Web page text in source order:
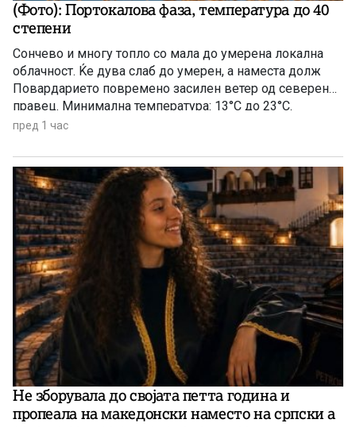
(Фото): Портокалова фаза, температура до 40
степени
Сончево и многу топло со мала до умерена локална
облачност. Ќе дува слаб до умерен, а наместа долж
Повардарието повремено засилен ветер од северен
правец. Минимална температура: 13°C до 23°C.
Максимална температура: 33°C до 40°C.
пред 1 час
Не зборувала до својата петта година и
пропеала на македонски наместо на српски а